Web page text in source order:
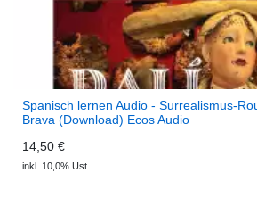
Spanisch lernen Audio - Surrealismus-
Brava (Download) Ecos Audio
14,50 €
inkl. 10,0% Ust